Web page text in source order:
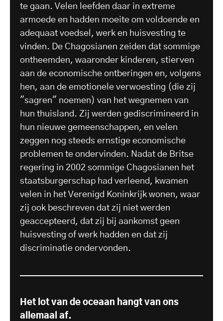
te gaan. Velen leefden daar in extreme
armoede en hadden moeite om voldoende en
adequaat voedsel, werk en huisvesting te
vinden. De Chagosianen zeiden dat sommige
ontheemden, waaronder kinderen, stierven
aan de economische ontberingen en, volgens
hen, aan de emotionele verwoesting (die zij
"sagren" noemen) van het wegnemen van
hun thuisland. Zij werden gediscrimineerd in
hun nieuwe gemeenschappen, en velen
zeggen nog steeds ernstige economische
problemen te ondervinden. Nadat de Britse
regering in 2002 sommige Chagosianen het
staatsburgerschap had verleend, kwamen
velen in het Verenigd Koninkrijk wonen, waar
zij ook beschreven dat zij niet werden
geaccepteerd, dat zij bij aankomst geen
huisvesting of werk hadden en dat zij
discriminatie ondervonden.
Het lot van de oceaan hangt van ons
allemaal af.